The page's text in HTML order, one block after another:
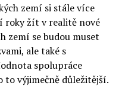
zemí si stále více
roky žít v realitě nové
zemí se budou muset
ale také s
spolupráce
to výjimečně důležitější.